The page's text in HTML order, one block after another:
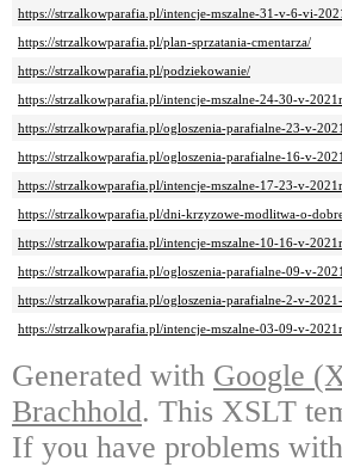
https://strzalkowparafia.pl/intencje-mszalne-31-v-6-vi-
https://strzalkowparafia.pl/plan-sprzatania-cmentarza/
https://strzalkowparafia.pl/podziekowanie/
https://strzalkowparafia.pl/intencje-mszalne-24-30-v-
https://strzalkowparafia.pl/ogloszenia-parafialne-23-v-
https://strzalkowparafia.pl/ogloszenia-parafialne-16-v-
https://strzalkowparafia.pl/intencje-mszalne-17-23-v-
https://strzalkowparafia.pl/dni-krzyzowe-modlitwa-o-
https://strzalkowparafia.pl/intencje-mszalne-10-16-v-
https://strzalkowparafia.pl/ogloszenia-parafialne-09-v-
https://strzalkowparafia.pl/ogloszenia-parafialne-2-v-
https://strzalkowparafia.pl/intencje-mszalne-03-09-v-
Generated with Google
Brachhold. This XSLT
If you have problems